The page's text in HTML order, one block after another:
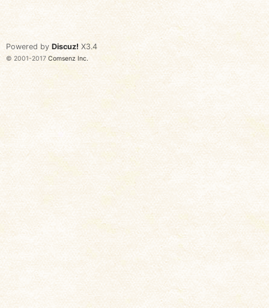
Powered by Discuz! X3.4
© 2001-2017 Comsenz Inc.